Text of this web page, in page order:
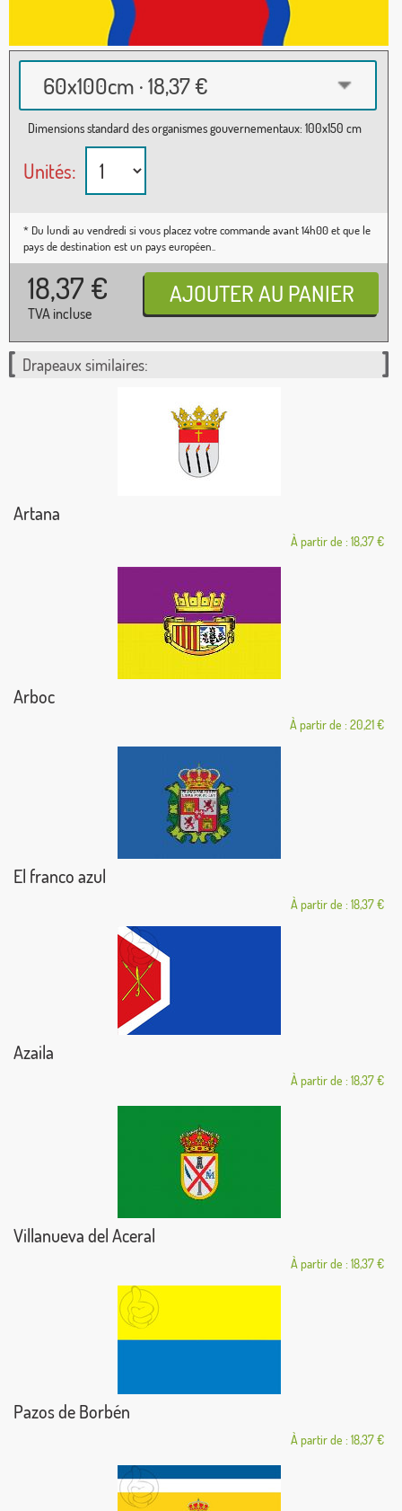
60x100cm · 18,37 €
Dimensions standard des organismes gouvernementaux: 100x150 cm
Unités:
* Du lundi au vendredi si vous placez votre commande avant 14h00 et que le
pays de destination est un pays européen..
18,37 €
TVA incluse
Drapeaux similaires:
Artana
À partir de : 18,37 €
Arboc
À partir de : 20,21 €
El franco azul
À partir de : 18,37 €
Azaila
À partir de : 18,37 €
Villanueva del Aceral
À partir de : 18,37 €
Pazos de Borbén
À partir de : 18,37 €